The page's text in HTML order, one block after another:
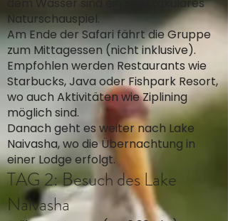
Naturschauspiel.
Am Ende der Safari fährt die Gruppe
zum Mittagessen (nicht inklusive).
Empfohlen werden Restaurants wie
Starbucks, Java oder Fishpark Resort,
wo auch Aktivitäten wie Ziplining
möglich sind.
Danach geht es weiter nach Lake
Naivasha, wo die Übernachtung in
einer Lodge erfolgt.
TAG 2: Besuch des Lake
Naivasha